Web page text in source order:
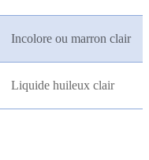
Incolore ou marron clair
Liquide huileux clair